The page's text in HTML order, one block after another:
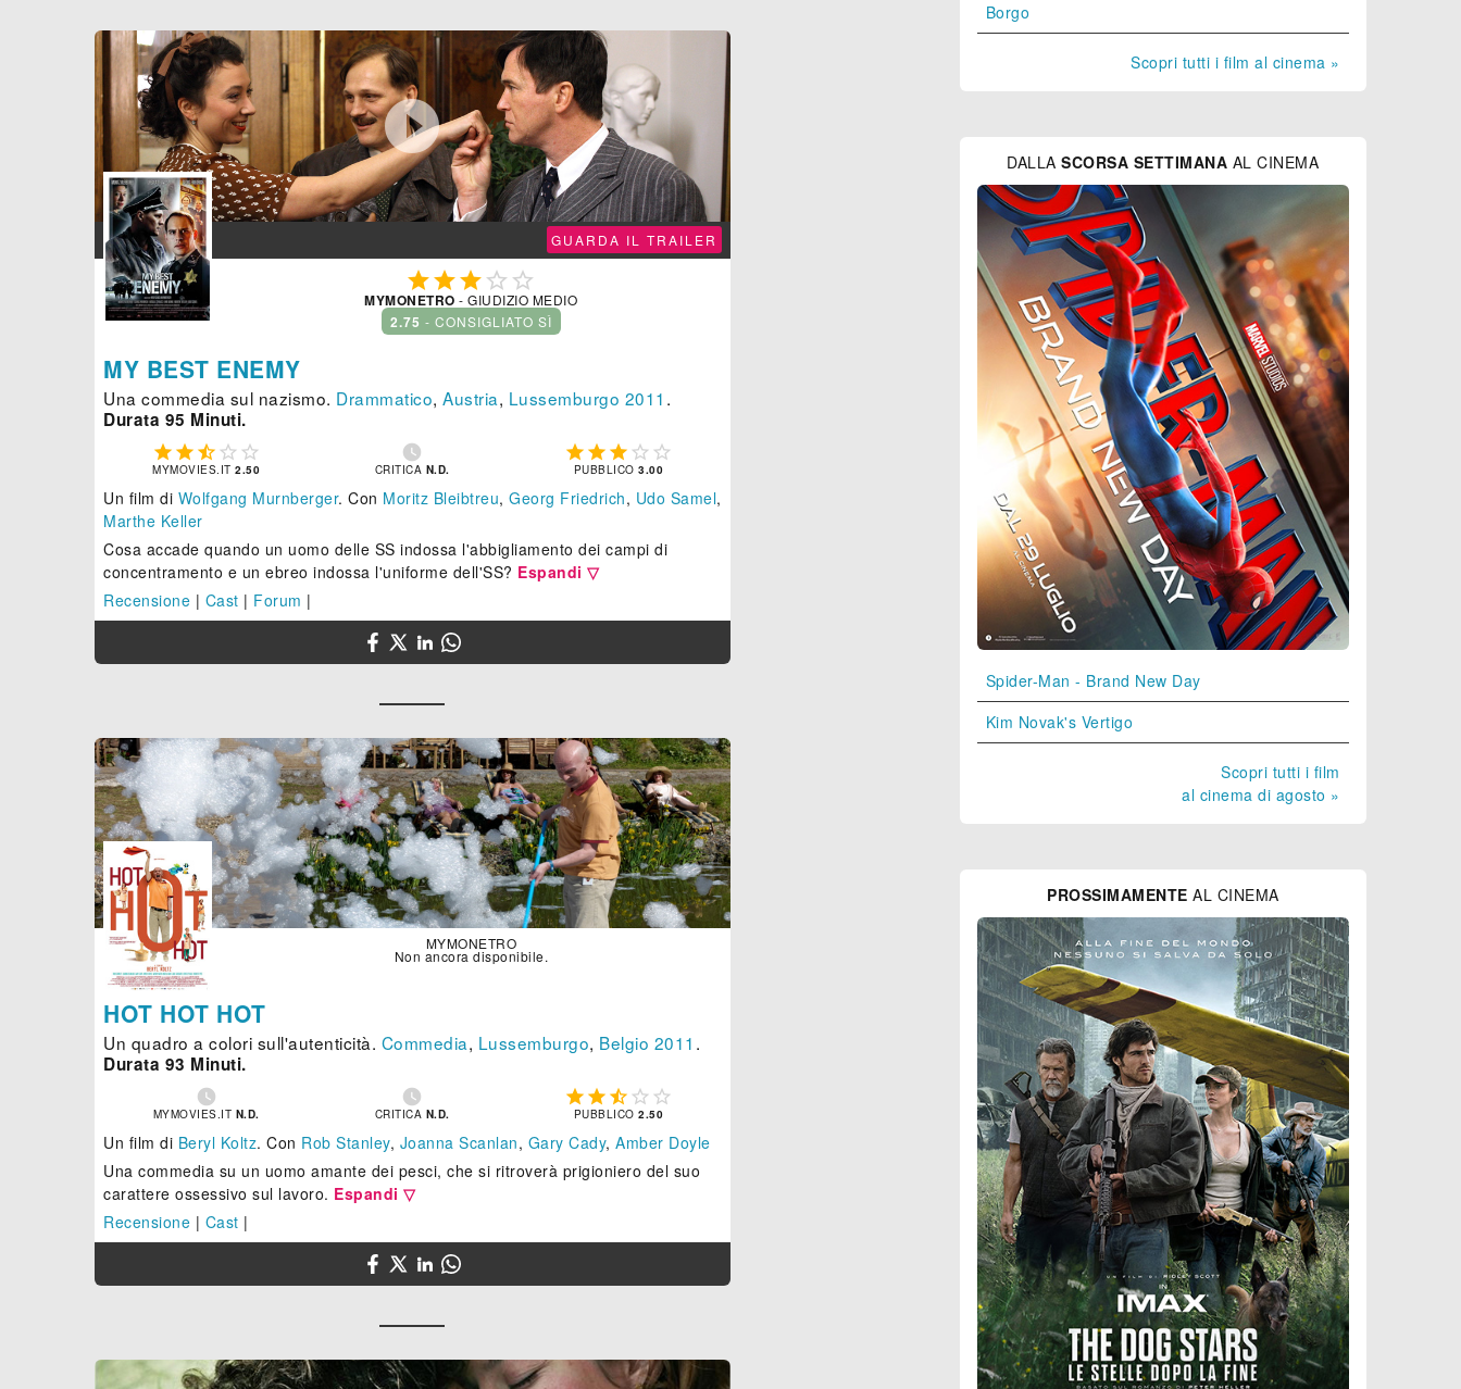

GUARDA IL TRAILER
  
MYMONETRO - GIUDIZIO MEDIO
2.75 - CONSIGLIATO SÌ
MY BEST ENEMY
Una commedia sul nazismo. Drammatico, Austria, Lussemburgo 2011 .
Durata 95 Minuti.
    
MYMOVIES.IT2.50

CRITICA N.D.
    
PUBBLICO3.00
Un film di Wolfgang Murnberger. Con Moritz Bleibtreu, Georg Friedrich, Udo Samel,
Marthe Keller
Cosa accade quando un uomo delle SS indossa l'abbigliamento dei campi di
concentramento e un ebreo indossa l'uniforme dell'SS? Espandi ▽
Recensione | Cast | Forum |
MYMONETRO
Non ancora disponibile.
HOT HOT HOT
Un quadro a colori sull'autenticità. Commedia, Lussemburgo, Belgio 2011 .
Durata 93 Minuti.

MYMOVIES.IT N.D.

CRITICA N.D.
    
PUBBLICO2.50
Un film di Beryl Koltz. Con Rob Stanley, Joanna Scanlan, Gary Cady, Amber Doyle
Una commedia su un uomo amante dei pesci, che si ritroverà prigioniero del suo
carattere ossessivo sul lavoro. Espandi ▽
Recensione | Cast |
Borgo
Scopri tutti i film al cinema »
DALLASCORSA SETTIMANA AL CINEMA
Spider-Man - Brand New Day
Kim Novak's Vertigo
Scopri tutti i film
al cinema di agosto »
PROSSIMAMENTE AL CINEMA